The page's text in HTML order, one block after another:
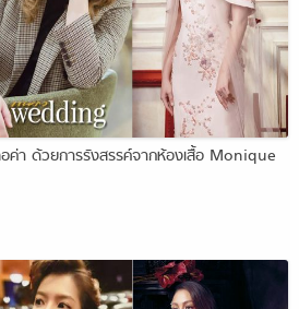
ค่า ด้วยการรังสรรค์จากห้องเสื้อ Monique